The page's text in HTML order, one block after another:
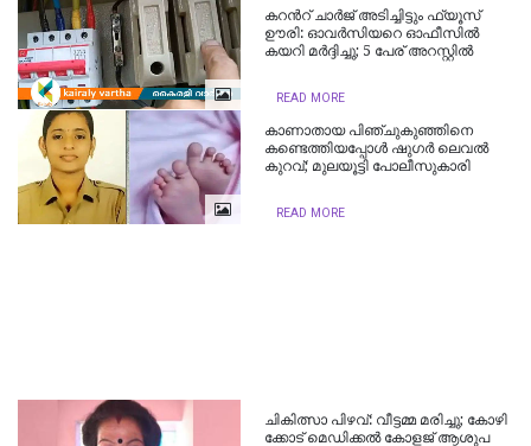
കറന്‍റ് ചാർജ് അടിച്ചിട്ടും ഫ്യൂസ്
ഊരി: ഓവർസിയറെ ഓഫീസിൽ
കയറി മർദ്ദിച്ചു; 5 പേര് അറസ്റ്റിൽ
READ MORE
കാണാതായ പിഞ്ചുകുഞ്ഞിനെ
കണ്ടെത്തിയപ്പോൾ ഷുഗർ ലെവൽ
കുറവ്; മുലയൂട്ടി പോലീസുകാരി
READ MORE
ചി​കി​ത്സാ പി​ഴ​വ്: വീ​ട്ട​മ്മ മ​രി​ച്ചു; കോ​ഴി​
ക്കോ​ട് മെ​ഡി​ക്ക​ൽ കോ​ള​ജ് ആ​ശു​പ​